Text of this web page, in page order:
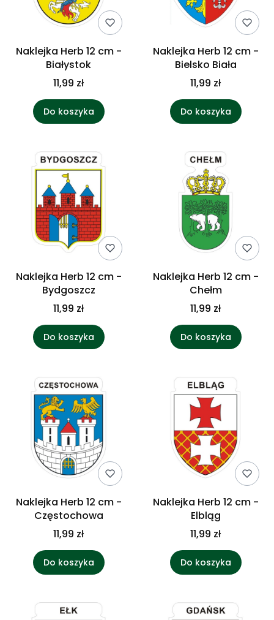
Naklejka Herb 12 cm -
Białystok
11,99 zł
Do koszyka
Naklejka Herb 12 cm -
Bielsko Biała
11,99 zł
Do koszyka
Naklejka Herb 12 cm -
Bydgoszcz
11,99 zł
Do koszyka
Naklejka Herb 12 cm -
Chełm
11,99 zł
Do koszyka
Naklejka Herb 12 cm -
Częstochowa
11,99 zł
Do koszyka
Naklejka Herb 12 cm -
Elbląg
11,99 zł
Do koszyka